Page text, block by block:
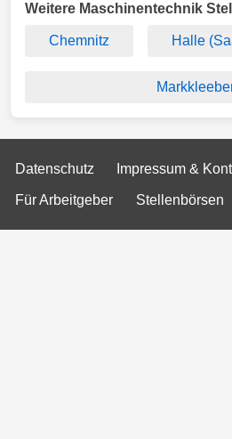
Weitere Maschinentechnik
Chemnitz Halle
Datenschutz Impressum &
Für Arbeitgeber Stellenbörsen